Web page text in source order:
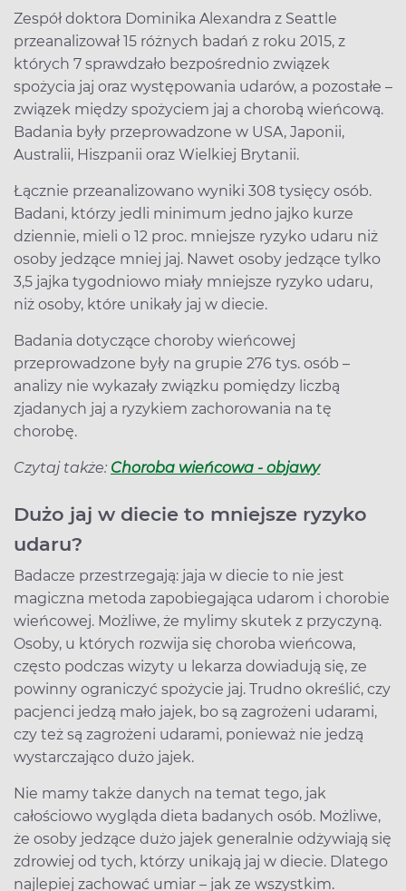
Zespół doktora Dominika Alexandra z Seattle
przeanalizował 15 różnych badań z roku 2015, z
których 7 sprawdzało bezpośrednio związek
spożycia jaj oraz występowania udarów, a pozostałe –
związek między spożyciem jaj a chorobą wieńcową.
Badania były przeprowadzone w USA, Japonii,
Australii, Hiszpanii oraz Wielkiej Brytanii.
Łącznie przeanalizowano wyniki 308 tysięcy osób.
Badani, którzy jedli minimum jedno jajko kurze
dziennie, mieli o 12 proc. mniejsze ryzyko udaru niż
osoby jedzące mniej jaj. Nawet osoby jedzące tylko
3,5 jajka tygodniowo miały mniejsze ryzyko udaru,
niż osoby, które unikały jaj w diecie.
Badania dotyczące choroby wieńcowej
przeprowadzone były na grupie 276 tys. osób –
analizy nie wykazały związku pomiędzy liczbą
zjadanych jaj a ryzykiem zachorowania na tę
chorobę.
Czytaj także: Choroba wieńcowa - objawy
Dużo jaj w diecie to mniejsze ryzyko
udaru?
Badacze przestrzegają: jaja w diecie to nie jest
magiczna metoda zapobiegająca udarom i chorobie
wieńcowej. Możliwe, że mylimy skutek z przyczyną.
Osoby, u których rozwija się choroba wieńcowa,
często podczas wizyty u lekarza dowiadują się, ze
powinny ograniczyć spożycie jaj. Trudno określić, czy
pacjenci jedzą mało jajek, bo są zagrożeni udarami,
czy też są zagrożeni udarami, ponieważ nie jedzą
wystarczająco dużo jajek.
Nie mamy także danych na temat tego, jak
całościowo wygląda dieta badanych osób. Możliwe,
że osoby jedzące dużo jajek generalnie odżywiają się
zdrowiej od tych, którzy unikają jaj w diecie. Dlatego
najlepiej zachować umiar – jak ze wszystkim.